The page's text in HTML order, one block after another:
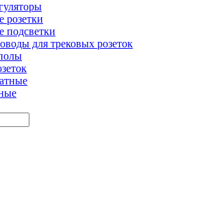
розетки
подсветки
для трековых розеток